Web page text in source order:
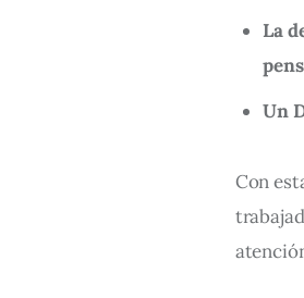
La
Un
Con